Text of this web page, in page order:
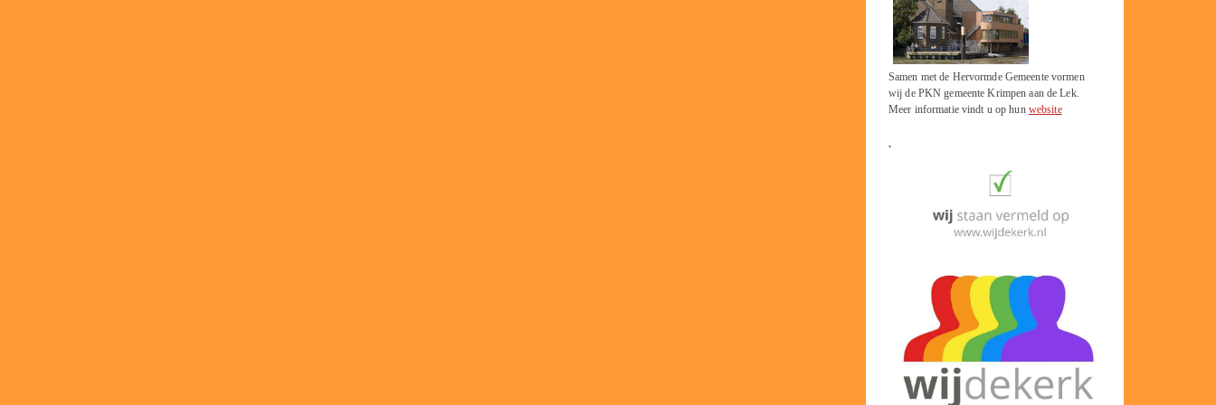
Samen met de Hervormde Gemeente vormen
wij de PKN gemeente Krimpen aan de Lek.
Meer informatie vindt u op hun website
.